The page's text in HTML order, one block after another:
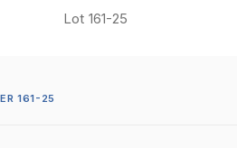
Lot 161-25
161-25